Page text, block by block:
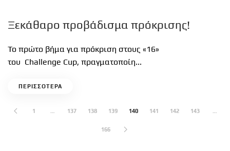
Ξεκάθαρο προβάδισμα πρόκρισης!
Το πρώτο βήμα για πρόκριση στους «16»
του Challenge Cup, πραγματοποίη...
ΠΕΡΙΣΣΟΤΕΡΑ
1 137 138 139 140 141 142 143
166